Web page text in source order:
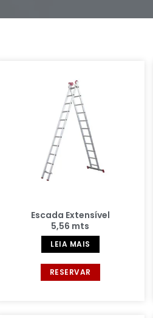
Escada Extensível
5,56 mts
LEIA MAIS
RESERVAR